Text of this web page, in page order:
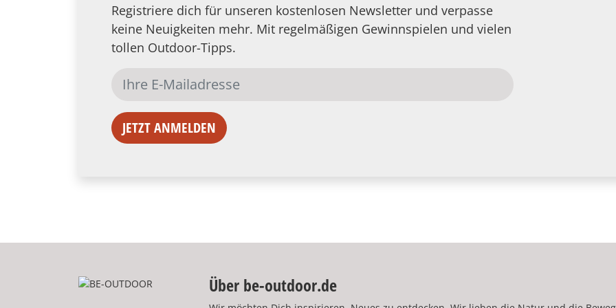
Registriere dich für unseren kostenlosen Newsletter und verpasse
keine Neuigkeiten mehr. Mit regelmäßigen Gewinnspielen und vielen
tollen Outdoor-Tipps.
JETZT ANMELDEN
Über be-outdoor.de